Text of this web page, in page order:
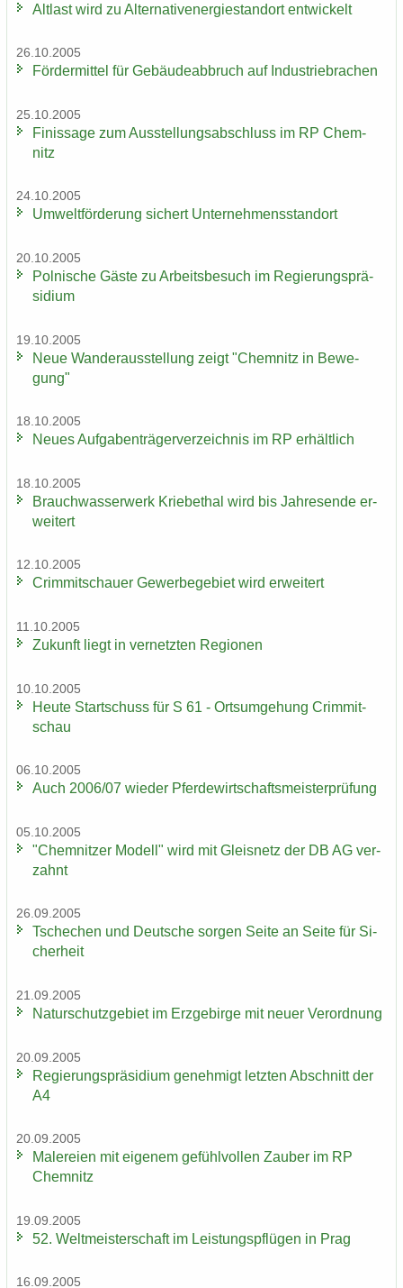
Alt­last wird zu Al­ter­na­tiv­ener­gie­stand­ort ent­wi­ckelt
26.10.2005
För­der­mit­tel für Ge­bäu­de­ab­bruch auf In­dus­trie­bra­chen
25.10.2005
Fi­nis­sa­ge zum Aus­stel­lungs­ab­schluss im RP Chem­
nitz
24.10.2005
Um­welt­för­de­rung si­chert Un­ter­neh­mens­stand­ort
20.10.2005
Pol­ni­sche Gäste zu Ar­beits­be­such im Re­gie­rungs­prä­
si­di­um
19.10.2005
Neue Wan­der­aus­stel­lung zeigt "Chem­nitz in Be­we­
gung"
18.10.2005
Neues Auf­ga­ben­trä­ger­ver­zeich­nis im RP er­hält­lich
18.10.2005
Brauch­was­ser­werk Krie­be­thal wird bis Jah­res­en­de er­
wei­tert
12.10.2005
Crim­mit­schau­er Ge­wer­be­ge­biet wird er­wei­tert
11.10.2005
Zu­kunft liegt in ver­netz­ten Re­gio­nen
10.10.2005
Heute Start­schuss für S 61 - Orts­um­ge­hung Crim­mit­
schau
06.10.2005
Auch 2006/07 wie­der Pfer­de­wirt­schafts­meis­ter­prü­fung
05.10.2005
"Chem­nit­zer Mo­dell" wird mit Gleis­netz der DB AG ver­
zahnt
26.09.2005
Tsche­chen und Deut­sche sor­gen Seite an Seite für Si­
cher­heit
21.09.2005
Na­tur­schutz­ge­biet im Erz­ge­bir­ge mit neuer Ver­ord­nung
20.09.2005
Re­gie­rungs­prä­si­di­um ge­neh­migt letz­ten Ab­schnitt der
A4
20.09.2005
Ma­le­rei­en mit ei­ge­nem ge­fühl­vol­len Zau­ber im RP
Chem­nitz
19.09.2005
52. Welt­meis­ter­schaft im Leis­tungs­pflü­gen in Prag
16.09.2005